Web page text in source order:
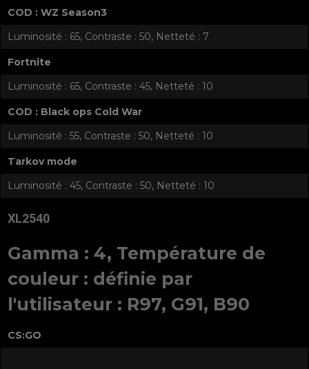
COD : WZ Season3
Luminosité : 65, Contraste : 50, Netteté : 7
Fortnite
Luminosité : 65, Contraste : 45, Netteté : 10
COD : Black ops Cold War
Luminosité : 55, Contraste : 50, Netteté : 10
Tarkov mode
Luminosité : 45, Contraste : 50, Netteté : 10
XL2540
Gamma : 4, Température de
couleur : définie par
l'utilisateur : R97, G91, B90
CS:GO